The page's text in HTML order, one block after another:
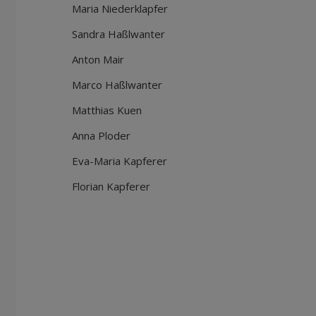
Maria Niederklapfer
Sandra Haßlwanter
Anton Mair
Marco Haßlwanter
Matthias Kuen
Anna Ploder
Eva-Maria Kapferer
Florian Kapferer